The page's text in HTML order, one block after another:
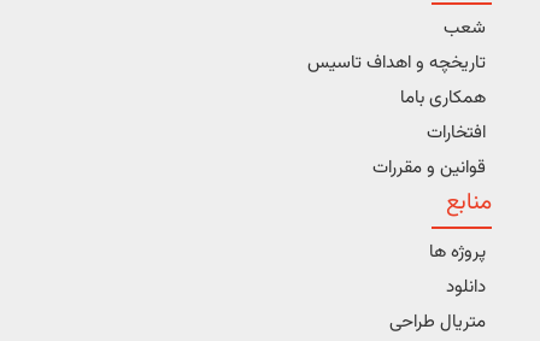
شعب
تاریخچه و اهداف تاسیس
همکاری باما
افتخارات
قوانین و مقررات
منابع
پروژه ها
دانلود
متریال طراحی